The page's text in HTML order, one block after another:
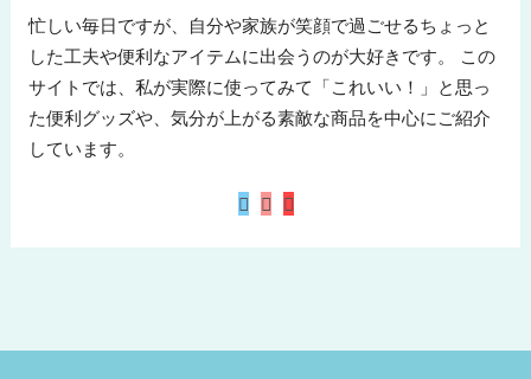
忙しい毎日ですが、自分や家族が笑顔で過ごせるちょっと
した工夫や便利なアイテムに出会うのが大好きです。 この
サイトでは、私が実際に使ってみて「これいい！」と思っ
た便利グッズや、気分が上がる素敵な商品を中心にご紹介
しています。